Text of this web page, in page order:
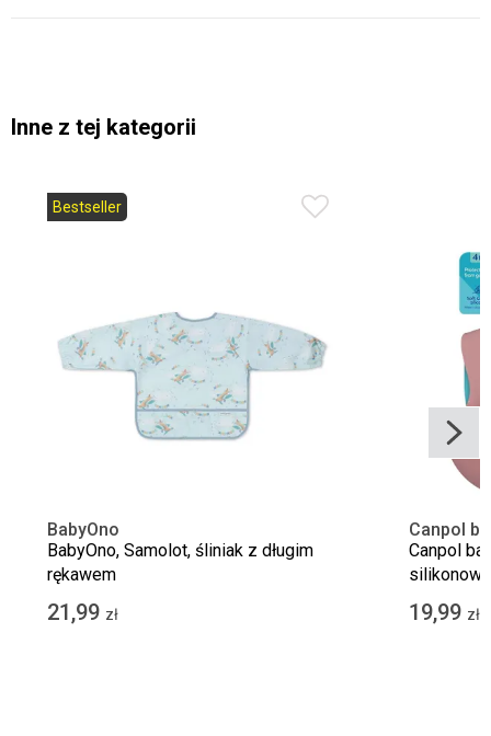
Inne z tej kategorii
Bestseller
BabyOno
BabyOno, Samolot, śliniak z długim
rękawem
21,99 zł
Canpol
Canpol
19,99 zł